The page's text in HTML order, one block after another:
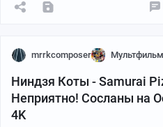
mrrkcomposer
Ниндзя Коты - Samurai
Неприятно! Сосланы на
4K